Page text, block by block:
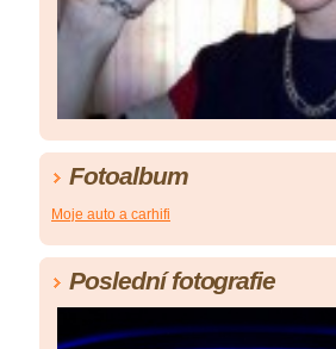
Fotoalbum
Moje auto a carhifi
Poslední fotografie